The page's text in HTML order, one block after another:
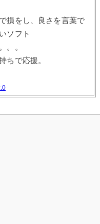
損をし、良さを言葉で
ソフト
。。
ちで応援。